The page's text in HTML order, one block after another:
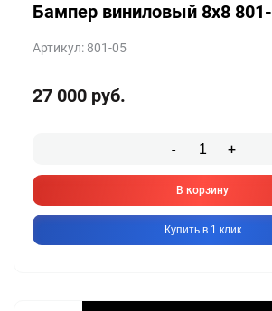
Бампер виниловый 8х8
Артикул: 801-05
27 000 руб.
- +
В корзину
Купить в 1 клик